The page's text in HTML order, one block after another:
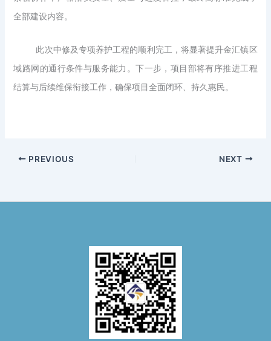
全部建设内容。
此次中修及专项养护工程的顺利完工，将显著提升金汇镇区
域路网的通行条件与服务能力。下一步，项目部将有序推进工程
结算与后续维保衔接工作，确保项目全面闭环、持久惠民。
PREVIOUS NEXT